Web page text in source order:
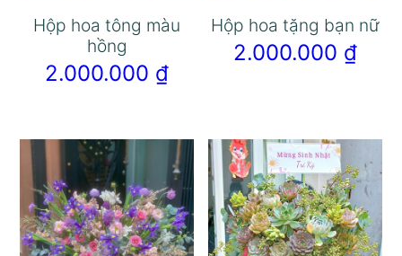
Hộp hoa tông màu
hồng
2.000.000 ₫
Hộp hoa tặng bạn nữ
2.000.000 ₫